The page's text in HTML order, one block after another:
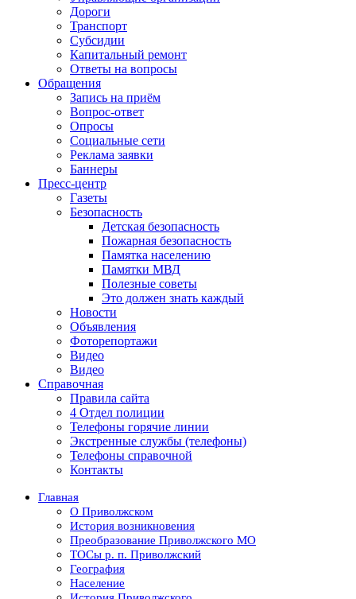
Дороги
Транспорт
Субсидии
Капитальный ремонт
Ответы на вопросы
Обращения
Запись на приём
Вопрос-ответ
Опросы
Социальные сети
Реклама заявки
Баннеры
Пресс-центр
Газеты
Безопасность
Детская безопасность
Пожарная безопасность
Памятка населению
Памятки МВД
Полезные советы
Это должен знать каждый
Новости
Объявления
Фоторепортажи
Видео
Видео
Справочная
Правила сайта
4 Отдел полиции
Телефоны горячие линии
Экстренные службы (телефоны)
Телефоны справочной
Контакты
Главная
О Приволжском
История возникновения
Преобразование Приволжского МО
ТОСы р. п. Приволжский
География
Население